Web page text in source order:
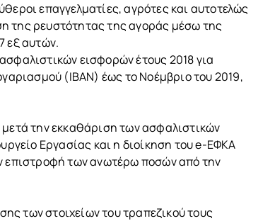
επαγγελματίες, αγρότες και αυτοτελώς
της ρευστότητας της αγοράς μέσω της
εξ αυτών.
εισφορών έτους 2018 για
(IBAN) έως το Νοέμβριο του 2019,
την εκκαθάριση των ασφαλιστικών
Εργασίας και η διοίκηση του e-ΕΦΚΑ
επιστροφή των ανωτέρω ποσών από την
των στοιχείων του τραπεζικού τους